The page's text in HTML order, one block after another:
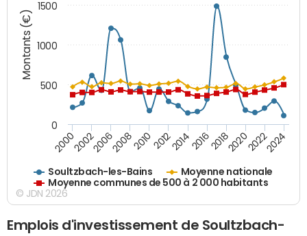
Montants (€)
Soultzbach-les-Bains
Moyenne nationale
Moyenne communes de 500 à 2 000 habitants
200020022006200820102012201420162018202020222024
0
500
1000
1500
© JDN 2026
Emplois d'investissement de Soultzbach-